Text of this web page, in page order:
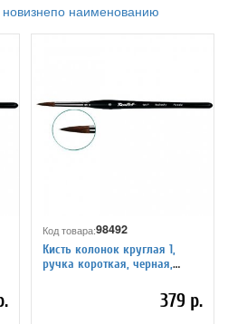
по наименованию
Код товара:98492
Кисть колонок круглая 1,
ручка короткая, черная,
379 р.